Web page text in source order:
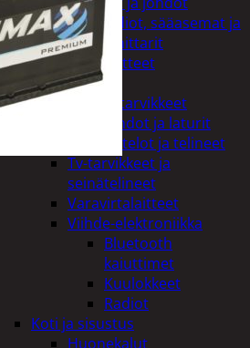
Kelloradiot, sääasemat ja
lämpömittarit
Oheislaitteet
Paristot
Puhelintarvikkeet
Johdot ja laturit
Kotelot ja telineet
Tv-tarvikkeet ja
seinätelineet
Varavirtalaitteet
Viihde-elektroniikka
Bluetooth
kaiuttimet
Kuulokkeet
Radiot
Koti ja sisustus
Huonekalut